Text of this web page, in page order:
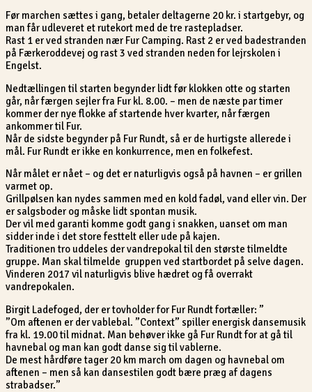
Før marchen sættes i gang, betaler deltagerne 20 kr. i startgebyr, og
man får udleveret et rutekort med de tre rastepladser.
Rast 1 er ved stranden nær Fur Camping. Rast 2 er ved badestranden
på Færkeroddevej og rast 3 ved stranden neden for lejrskolen i
Engelst.
Nedtællingen til starten begynder lidt før klokken otte og starten
går, når færgen sejler fra Fur kl. 8.00. – men de næste par timer
kommer der nye flokke af startende hver kvarter, når færgen
ankommer til Fur.
Når de sidste begynder på Fur Rundt, så er de hurtigste allerede i
mål. Fur Rundt er ikke en konkurrence, men en folkefest.
Når målet er nået – og det er naturligvis også på havnen – er grillen
varmet op.
Grillpølsen kan nydes sammen med en kold fadøl, vand eller vin. Der
er salgsboder og måske lidt spontan musik.
Der vil med garanti komme godt gang i snakken, uanset om man
sidder inde i det store festtelt eller ude på kajen.
Traditionen tro uddeles der vandrepokal til den største tilmeldte
gruppe. Man skal tilmelde gruppen ved startbordet på selve dagen.
Vinderen 2017 vil naturligvis blive hædret og få overrakt
vandrepokalen.
Birgit Ladefoged, der er tovholder for Fur Rundt fortæller: ”
”Om aftenen er der vablebal. ”Context” spiller energisk dansemusik
fra kl. 19.00 til midnat. Man behøver ikke gå Fur Rundt for at gå til
havnebal og man kan godt danse sig til vablerne.
De mest hårdføre tager 20 km march om dagen og havnebal om
aftenen – men så kan dansestilen godt bære præg af dagens
strabadser.”